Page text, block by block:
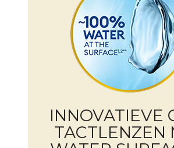
INNOVATIEVE
TACT­LENZEN